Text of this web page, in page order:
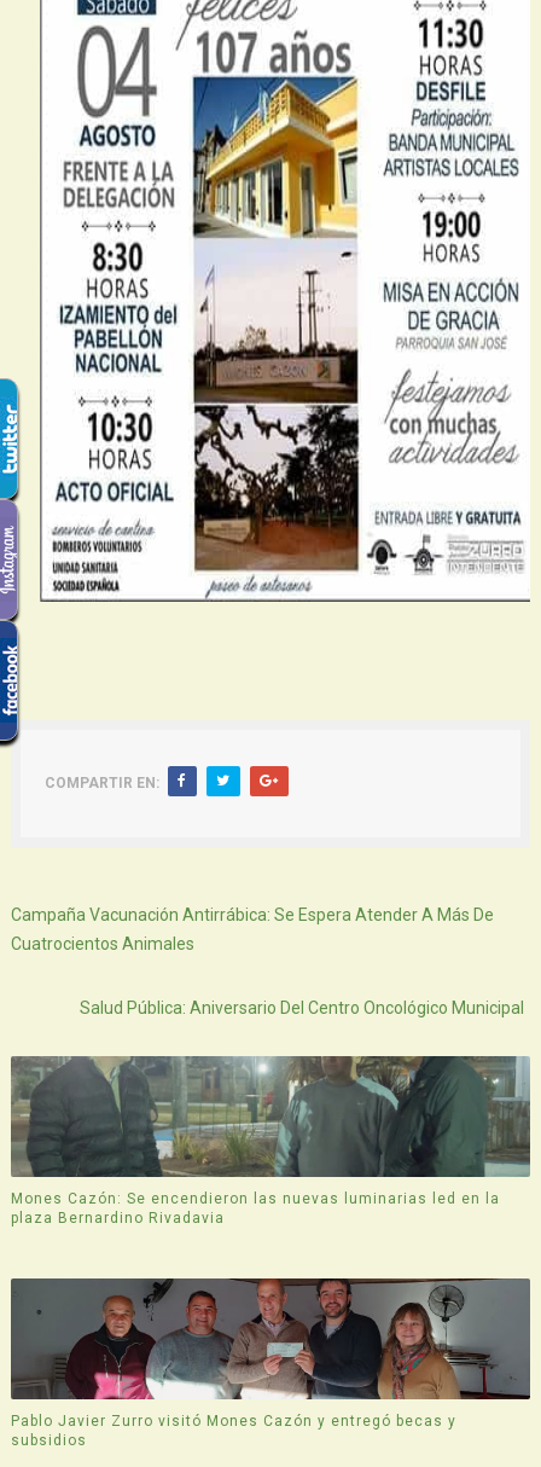
COMPARTIR EN:
Campaña Vacunación Antirrábica: Se Espera Atender A Más De
Cuatrocientos Animales
Salud Pública: Aniversario Del Centro Oncológico Municipal
Mones Cazón: Se encendieron las nuevas luminarias led en la
plaza Bernardino Rivadavia
Pablo Javier Zurro visitó Mones Cazón y entregó becas y
subsidios